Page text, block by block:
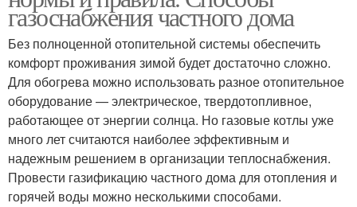
газоснабжения частного дома
Без полноценной отопительной системы обеспечить
комфорт проживания зимой будет достаточно сложно.
Для обогрева можно использовать разное отопительное
оборудование — электрическое, твердотопливное,
работающее от энергии солнца. Но газовые котлы уже
много лет считаются наиболее эффективным и
надежным решением в организации теплоснабжения.
Провести газификацию частного дома для отопления и
горячей воды можно несколькими способами.